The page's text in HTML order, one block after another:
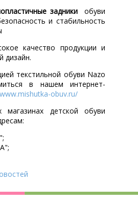
задники
обуви
и стабильность
качество продукции и
дизайн.
текстильной обуви Nazo
в нашем интернет-
obuv.ru/
детской обуви